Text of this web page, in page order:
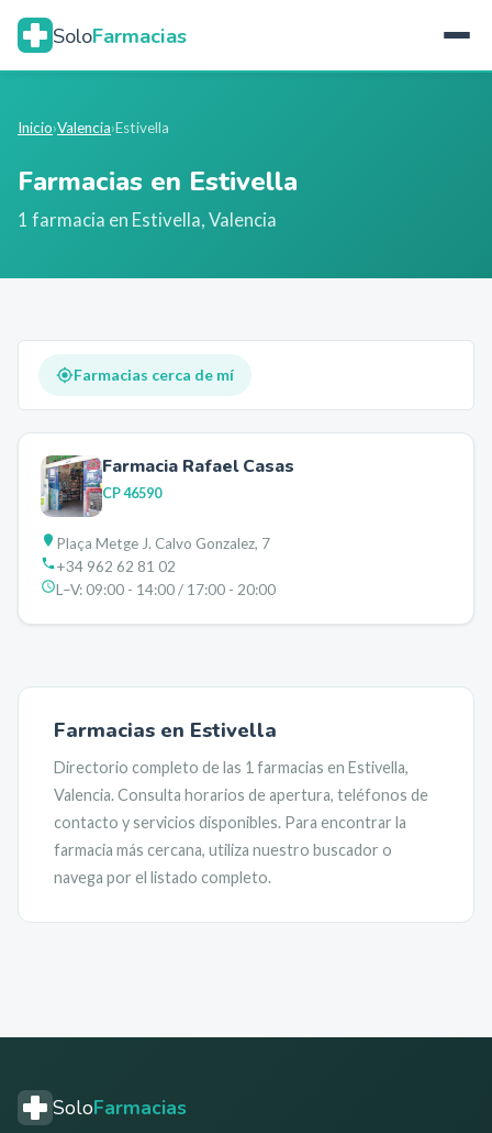
SoloFarmacias
Inicio›Valencia›Estivella
Farmacias en Estivella
1 farmacia en Estivella,Valencia
Farmacias cerca de mí
Farmacia Rafael Casas
CP46590
Plaça Metge J. Calvo Gonzalez, 7
+34 962 62 81 02
L–V:09:00 - 14:00 / 17:00 - 20:00
Farmacias en Estivella
Directorio completo de las 1 farmacias en Estivella,
Valencia. Consulta horarios de apertura, teléfonos de
contacto y servicios disponibles. Para encontrar la
farmacia más cercana, utiliza nuestro buscador o
navega por el listado completo.
SoloFarmacias